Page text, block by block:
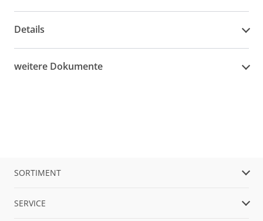
Details
weitere Dokumente
SORTIMENT
SERVICE